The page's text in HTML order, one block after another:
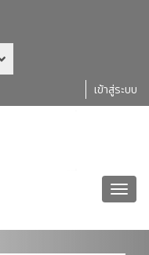
เข้าสู่ระบบ